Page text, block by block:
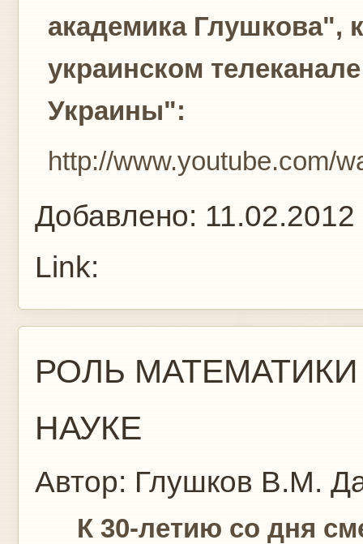
академика Глушкова",
украинском
Украины":
http://www.youtube.com/
Добавлено: 11.02.2012
Link:
РОЛЬ
НАУКЕ
Автор: Глушков В.М.
К 30-летию со дня